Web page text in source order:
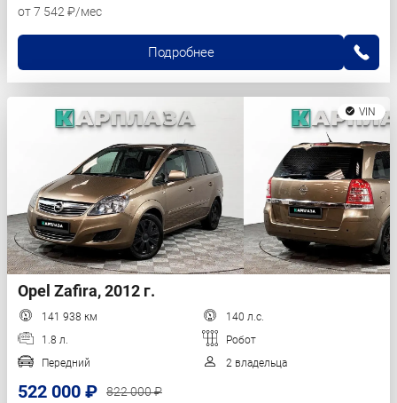
от 7 542 ₽/мес
Подробнее
VIN
Opel Zafira, 2012 г.
141 938 км
140 л.с.
1.8 л.
Робот
Передний
2 владельца
522 000 ₽
822 000 ₽